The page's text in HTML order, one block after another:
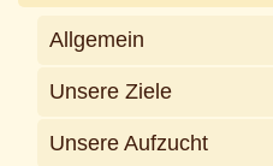
Allgemein
Unsere Ziele
Unsere Aufzucht